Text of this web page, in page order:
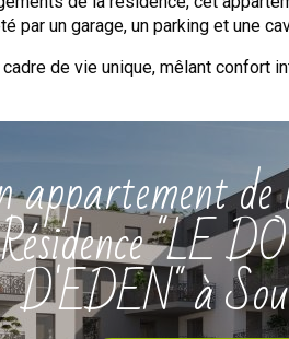
par un garage, un parking et une
de vie unique, mêlant confort
appartement de
Résidence "LE
D'EDEN" à